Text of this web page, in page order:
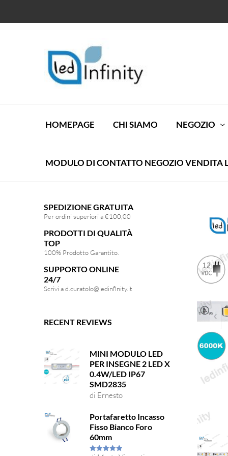
HOMEPAGE CHI SIAMO NEGOZIO
MODULO DI CONTATTO NEGOZIO VENDITA
SPEDIZIONE GRATUITA
Per ordini superiori a €100,00
PRODOTTI DI QUALITÀ
TOP
100% Prodotto Garantito.
SUPPORTO ONLINE
24/7
Scrivi ad.curatolo@ledinfinity.it
RECENT REVIEWS
MINI MODULO LED
PER INSEGNE 2 LED X
0.4W/LED IP67
SMD2835
di Ernesto
Portafaretto Incasso
Fisso Bianco Foro
60mm